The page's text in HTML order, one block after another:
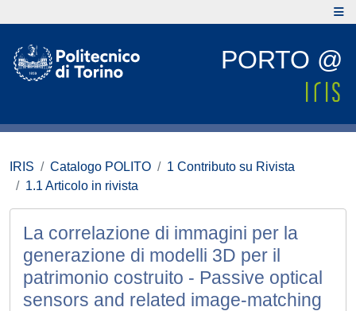
PORTO @
IRIS Catalogo POLITO
1 Contributo su Rivista
1.1 Articolo in rivista
La correlazione di immagini per la
generazione di modelli 3D per il
patrimonio costruito - Passive optical
sensors and related image-matching